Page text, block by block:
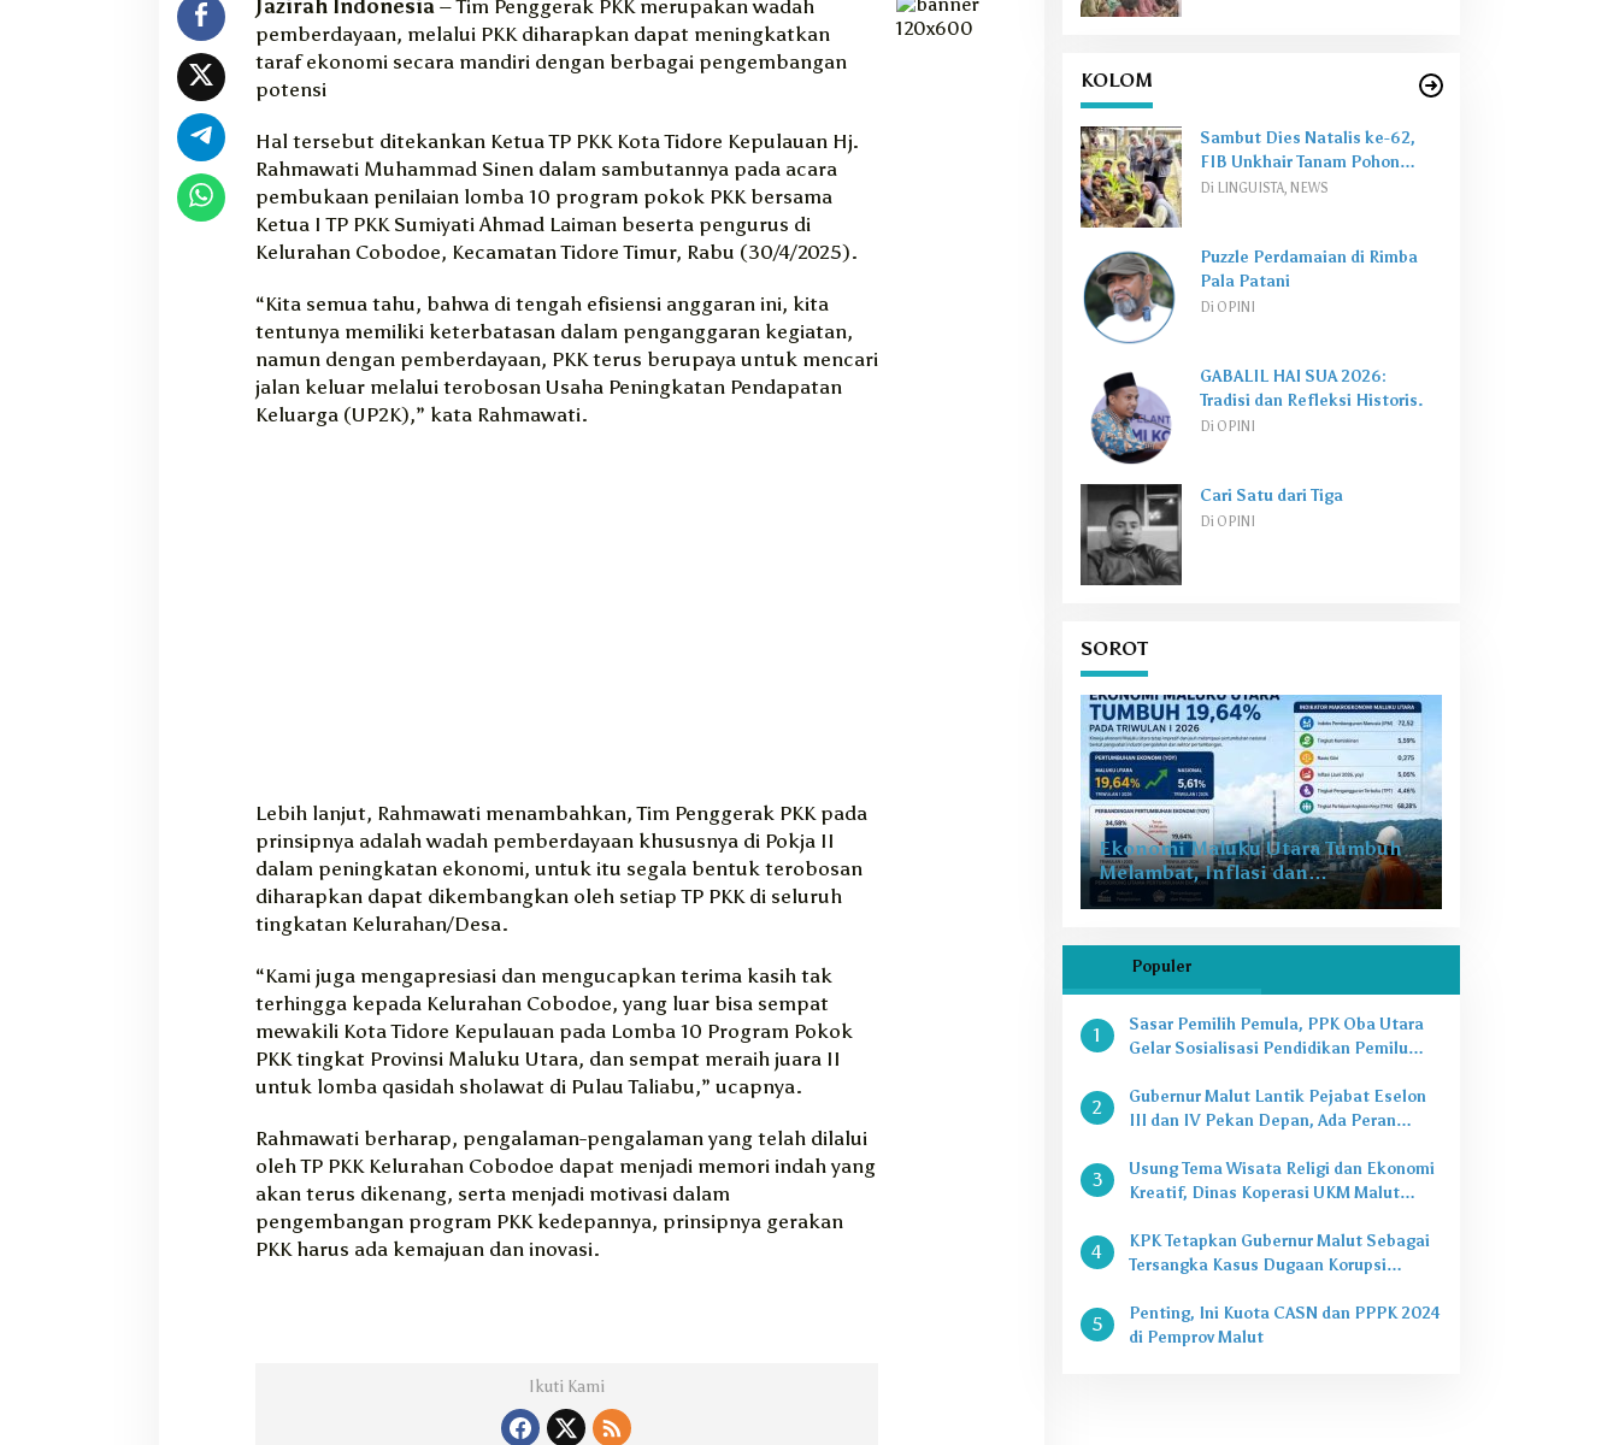
K
e
t
u
T
P
K
K
K
t
a
T
o
Jazirah Indonesia – Tim Penggerak PKK merupakan wadah
pemberdayaan, melalui PKK diharapkan dapat meningkatkan
taraf ekonomi secara mandiri dengan berbagai pengembangan
potensi
Hal tersebut ditekankan Ketua TP PKK Kota Tidore Kepulauan Hj.
Rahmawati Muhammad Sinen dalam sambutannya pada acara
pembukaan penilaian lomba 10 program pokok PKK bersama
Ketua I TP PKK Sumiyati Ahmad Laiman beserta pengurus di
Kelurahan Cobodoe, Kecamatan Tidore Timur, Rabu (30/4/2025).
“Kita semua tahu, bahwa di tengah efisiensi anggaran ini, kita
tentunya memiliki keterbatasan dalam penganggaran kegiatan,
namun dengan pemberdayaan, PKK terus berupaya untuk mencari
jalan keluar melalui terobosan Usaha Peningkatan Pendapatan
Keluarga (UP2K),” kata Rahmawati.
Lebih lanjut, Rahmawati menambahkan, Tim Penggerak PKK pada
prinsipnya adalah wadah pemberdayaan khususnya di Pokja II
dalam peningkatan ekonomi, untuk itu segala bentuk terobosan
diharapkan dapat dikembangkan oleh setiap TP PKK di seluruh
tingkatan Kelurahan/Desa.
“Kami juga mengapresiasi dan mengucapkan terima kasih tak
terhingga kepada Kelurahan Cobodoe, yang luar bisa sempat
mewakili Kota Tidore Kepulauan pada Lomba 10 Program Pokok
PKK tingkat Provinsi Maluku Utara, dan sempat meraih juara II
untuk lomba qasidah sholawat di Pulau Taliabu,” ucapnya.
Rahmawati berharap, pengalaman-pengalaman yang telah dilalui
oleh TP PKK Kelurahan Cobodoe dapat menjadi memori indah yang
akan terus dikenang, serta menjadi motivasi dalam
pengembangan program PKK kedepannya, prinsipnya gerakan
PKK harus ada kemajuan dan inovasi.
Ikuti Kami
KOLOM
Sambut Dies Natalis ke-62,
FIB Unkhair Tanam Pohon
PerkuatGreen Campus
Di LINGUISTA, NEWS
Puzzle Perdamaian di Rimba
Pala Patani
Di OPINI
GABALIL HAI SUA 2026:
Tradisi dan Refleksi Historis.
Di OPINI
Cari Satu dari Tiga
Di OPINI
SOROT
Ekonomi Maluku Utara Tumbuh
Melambat, Inflasi dan
Pengangguran Jadi Alarm Baru
Populer
1
Sasar Pemilih Pemula, PPK Oba Utara
Gelar Sosialisasi Pendidikan Pemilu
2
Gubernur Malut Lantik Pejabat Eselon
III dan IV Pekan Depan, Ada Peran
3
Usung Tema Wisata Religi dan Ekonomi
Kreatif, Dinas Koperasi UKM Malut
Raya Sofifi
4
KPK Tetapkan Gubernur Malut Sebagai
Tersangka Kasus Dugaan Korupsi
5
Penting, Ini Kuota CASN dan PPPK 2024
di Pemprov Malut